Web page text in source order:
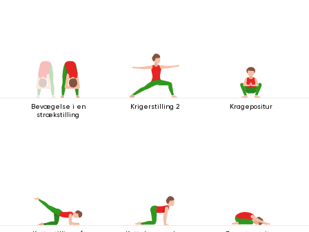
Bevægelse i en
strækstilling
Krigerstilling 2 Kragepositur